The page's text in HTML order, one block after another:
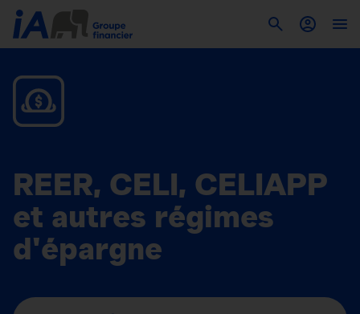
REER, CELI, CELIAPP
et autres régimes
d'épargne